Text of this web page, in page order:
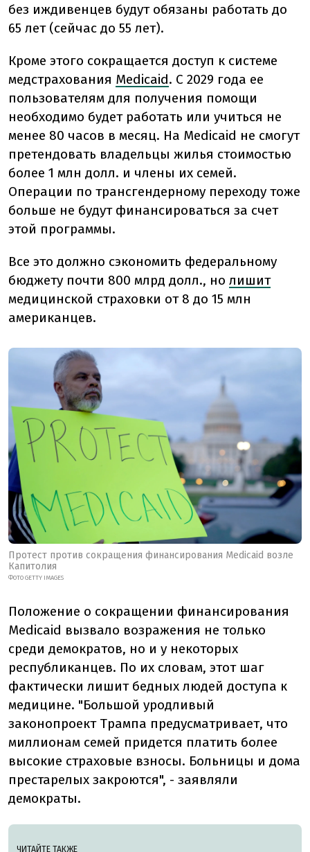
без иждивенцев будут обязаны работать до
65 лет (сейчас до 55 лет).
Кроме этого сокращается доступ к системе
медстрахования Medicaid. С 2029 года ее
пользователям для получения помощи
необходимо будет работать или учиться не
менее 80 часов в месяц. На Medicaid не смогут
претендовать владельцы жилья стоимостью
более 1 млн долл. и члены их семей.
Операции по трансгендерному переходу тоже
больше не будут финансироваться за счет
этой программы.
Все это должно сэкономить федеральному
бюджету почти 800 млрд долл., но лишит
медицинской страховки от 8 до 15 млн
американцев.
Протест против сокращения финансирования Medicaid возле
Капитолия
ФОТО GETTY IMAGES
Положение о сокращении финансирования
Medicaid вызвало возражения не только
среди демократов, но и у некоторых
республиканцев. По их словам, этот шаг
фактически лишит бедных людей доступа к
медицине. "Большой уродливый
законопроект Трампа предусматривает, что
миллионам семей придется платить более
высокие страховые взносы. Больницы и дома
престарелых закроются", - заявляли
демократы.
ЧИТАЙТЕ ТАКЖЕ